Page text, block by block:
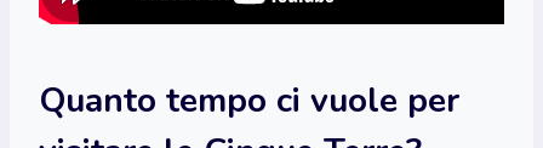
Quanto tempo ci vuole per